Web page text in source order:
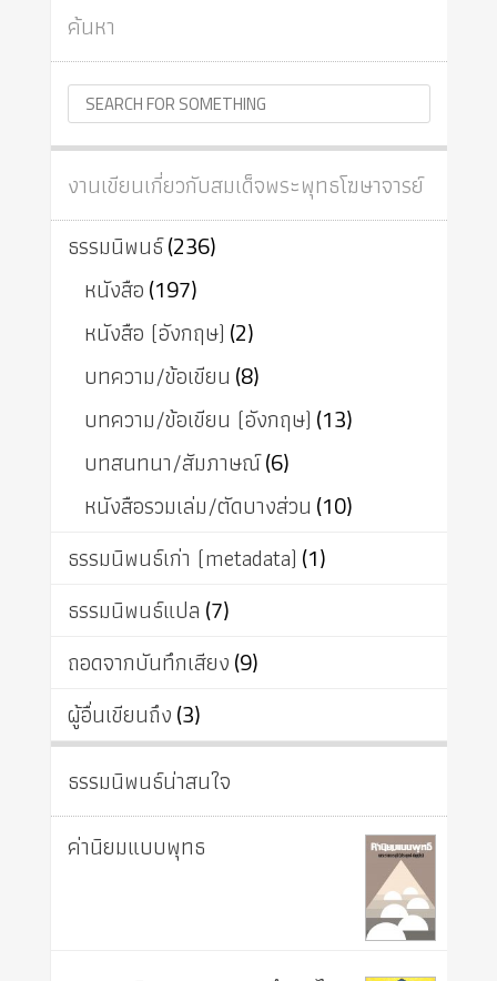
ค้นหา
งานเขียนเกี่ยวกับสมเด็จพระพุทธโฆษาจารย์
ธรรมนิพนธ์(236)
หนังสือ(197)
หนังสือ (อังกฤษ) (2)
บทความ/ข้อเขียน (8)
บทความ/ข้อเขียน (อังกฤษ) (13)
บทสนทนา/สัมภาษณ์(6)
หนังสือรวมเล่ม/ตัดบางส่วน (10)
ธรรมนิพนธ์เก่า (metadata) (1)
ธรรมนิพนธ์แปล (7)
ถอดจากบันทึกเสียง(9)
ผู้อื่นเขียนถึง(3)
ธรรมนิพนธ์น่าสนใจ
ค่านิยมแบบพุทธ